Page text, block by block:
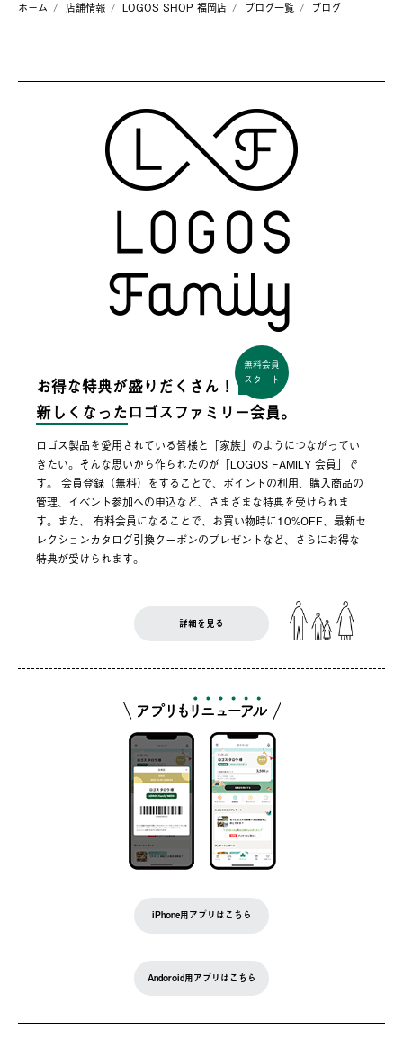
ホーム 店舗情報 LOGOS SHOP 福岡店 ブログ一覧 ブログ
お得な特典が盛りだくさん！
無料会員
スタート
新しくなった ロゴスファミリー会員。
ロゴス製品を愛用されている皆様と「家族」のようにつながってい
きたい。そんな思いから作られたのが「LOGOS FAMILY 会員」で
す。 会員登録（無料）をすることで、ポイントの利用、購入商品の
管理、イベント参加への申込など、さまざまな特典を受けられま
す。また、 有料会員になることで、お買い物時に10%OFF、最新セ
レクションカタログ引換クーポンのプレゼントなど、さらにお得な
特典が受けられます。
詳細を見る
iPhone用アプリはこちら
Andoroid用アプリはこちら